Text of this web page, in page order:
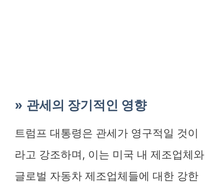
관세의 장기적인 영향
트럼프 대통령은 관세가 영구적일 것이
라고 강조하며, 이는 미국 내 제조업체와
글로벌 자동차 제조업체들에 대한 강한